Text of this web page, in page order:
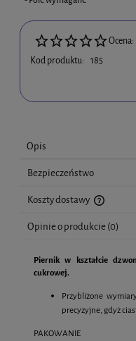
Ocena:
Kod produktu: 185
Opis
Bezpieczeństwo
Koszty dostawy
Cena nie zawiera
Opinie o produkcie (0)
Piernik w kształcie
cukrowej.
Przybliżone
precyzyjne, gdyż
PAKOWANIE